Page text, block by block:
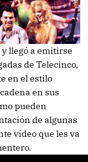
llegó a emitirse
de Telecinco,
en el estilo
en sus
pueden
de algunas
vídeo que les va